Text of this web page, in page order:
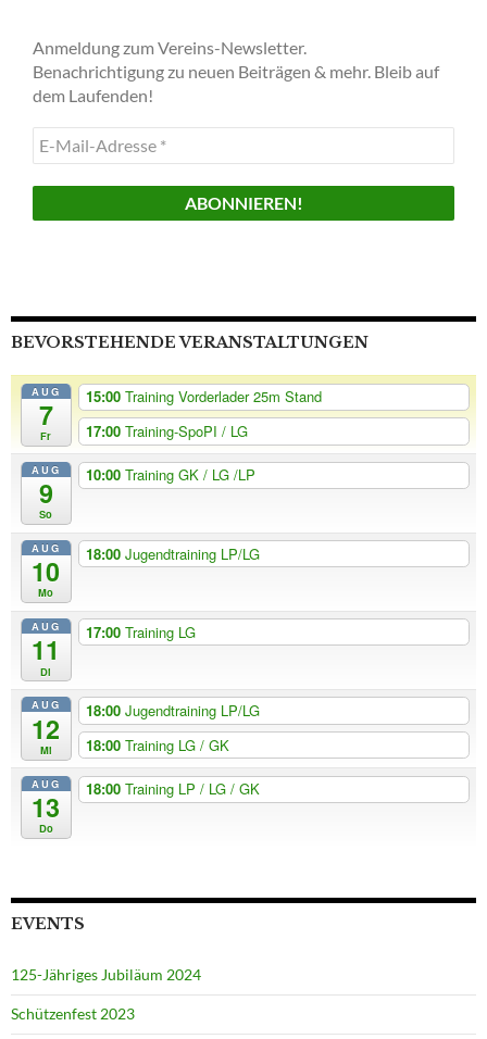
Anmeldung zum Vereins-Newsletter.
Benachrichtigung zu neuen Beiträgen & mehr. Bleib auf
dem Laufenden!
E-
Mail-
Adresse
BEVORSTEHENDE VERANSTALTUNGEN
AUG
7
Fr
15:00 Training Vorderlader 25m Stand
17:00 Training-SpoPI / LG
AUG
9
So
10:00 Training GK / LG /LP
AUG
10
Mo
18:00 Jugendtraining LP/LG
AUG
11
Di
17:00 Training LG
AUG
12
Mi
18:00 Jugendtraining LP/LG
18:00 Training LG / GK
AUG
13
Do
18:00 Training LP / LG / GK
EVENTS
125-Jähriges Jubiläum 2024
Schützenfest 2023